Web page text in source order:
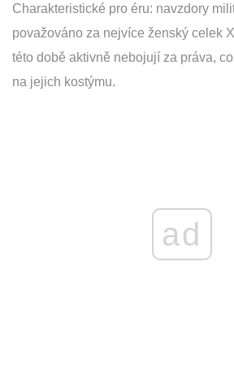
Charakteristické pro éru: navzdory
považováno za nejvíce ženský celek
této době aktivně nebojují za práva,
na jejich kostýmu.
ad